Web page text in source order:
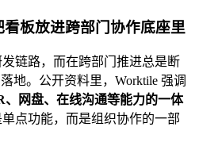
看板放进跨部门协作底座里
链路，而在跨部门推进总是断
地。公开资料里，Worktile 强调
网盘、在线沟通等能力的一体
点功能，而是组织协作的一部